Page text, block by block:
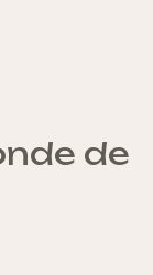
de